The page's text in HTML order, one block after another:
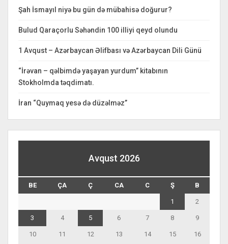
Şah İsmayıl niyə bu gün də mübahisə doğurur?
Bulud Qaraçorlu Səhəndin 100 illiyi qeyd olundu
1 Avqust – Azərbaycan Əlifbası və Azərbaycan Dili Günü
“İrəvan – qəlbimdə yaşayan yurdum” kitabının
Stokholmda təqdimatı.
İran “Quymaq yesə də düzəlməz”
Avqust 2026
BE ÇA Ç CA C Ş B
1 2
3 4 5 6 7 8 9
10 11 12 13 14 15 16